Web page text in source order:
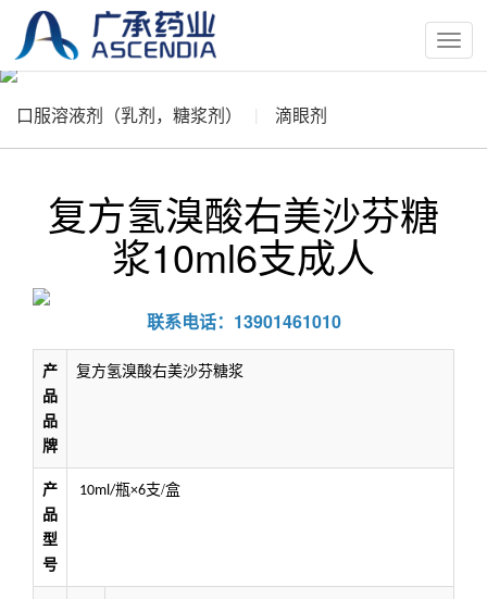
按
钮
口服溶液剂（乳剂，糖浆剂） 滴眼剂
复方氢溴酸右美沙芬糖
浆10ml6支成人
联系电话：13901461010
产
品
品
牌
复方氢溴酸右美沙芬糖浆
产
品
型
号
10ml/瓶×6支/盒